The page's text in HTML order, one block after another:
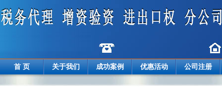
首 页 关于我们 成功案例 优惠活动 公司注册